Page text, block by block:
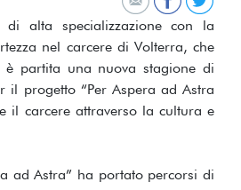
di alta specializzazione con la
nel carcere di Volterra, che
partita una nuova stagione di
il progetto “Per Aspera ad Astra
il carcere attraverso la cultura e
ad Astra” ha portato percorsi di